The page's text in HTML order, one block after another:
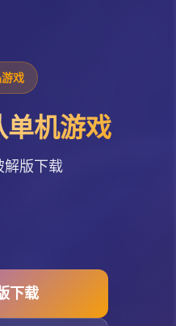
戏
单机游戏
解版下载
下载